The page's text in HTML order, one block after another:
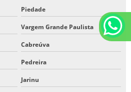
Piedade
Vargem Grande Paulista
Cabreúva
Pedreira
Jarinu